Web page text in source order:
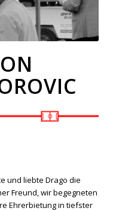
und liebte Drago die
Freund, wir begegneten
Ehrerbietung in tiefster